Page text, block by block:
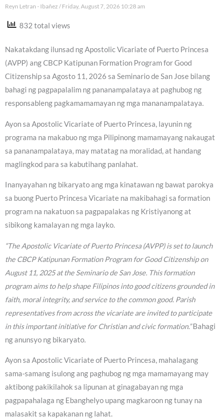
Reyn Letran - Ibañez Friday, August 7, 2026 10:28 am
832 total views
Nakatakdang ilunsad ng Apostolic Vicariate of Puerto Princesa
(AVPP) ang CBCP Katipunan Formation Program for Good
Citizenship sa Agosto 11, 2026 sa Seminario de San Jose bilang
bahagi ng pagpapalalim ng pananampalataya at paghubog ng
responsableng pagkamamamayan ng mga mananampalataya.
Ayon sa Apostolic Vicariate of Puerto Princesa, layunin ng
programa na makabuo ng mga Pilipinong mamamayang nakaugat
sa pananampalataya, may matatag na moralidad, at handang
maglingkod para sa kabutihang panlahat.
Inanyayahan ng bikaryato ang mga kinatawan ng bawat parokya
sa buong Puerto Princesa Vicariate na makibahagi sa formation
program na nakatuon sa pagpapalakas ng Kristiyanong at
sibikong kamalayan ng mga layko.
“The Apostolic Vicariate of Puerto Princesa (AVPP) is set to launch
the CBCP Katipunan Formation Program for Good Citizenship on
August 11, 2025 at the Seminario de San Jose. This formation
program aims to help shape Filipinos into good citizens grounded in
faith, moral integrity, and service to the common good. Parish
representatives from across the vicariate are invited to participate
in this important initiative for Christian and civic formation.”Bahagi
ng anunsyo ng bikaryato.
Ayon sa Apostolic Vicariate of Puerto Princesa, mahalagang
sama-samang isulong ang paghubog ng mga mamamayang may
aktibong pakikilahok sa lipunan at ginagabayan ng mga
pagpapahalaga ng Ebanghelyo upang magkaroon ng tunay na
malasakit sa kapakanan ng lahat.